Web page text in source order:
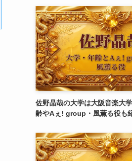
佐野晶哉の大学は大阪音楽大
齢やAぇ! group・風薫る役も